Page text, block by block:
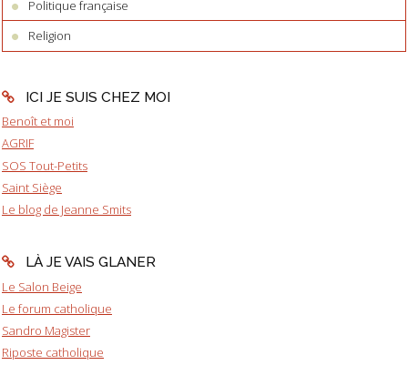
Politique française
Religion
ICI JE SUIS CHEZ MOI
Benoît et moi
AGRIF
SOS Tout-Petits
Saint Siège
Le blog de Jeanne Smits
LÀ JE VAIS GLANER
Le Salon Beige
Le forum catholique
Sandro Magister
Riposte catholique